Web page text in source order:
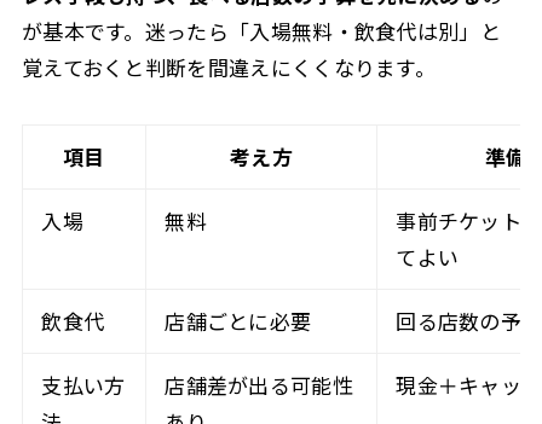
が基本です。迷ったら「入場無料・飲食代は別」と
覚えておくと判断を間違えにくくなります。
項目 考え方 準備
入場 無料
事前チケット
てよい
飲食代 店舗ごとに必要 回る店数の予
支払い方
店舗差が出る可能性
現金＋キャッ